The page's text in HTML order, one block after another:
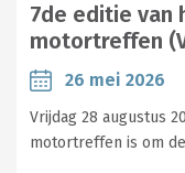
7de editie van
motortreffen
26 mei 2026
Vrijdag 28 augustus
motortreffen is om